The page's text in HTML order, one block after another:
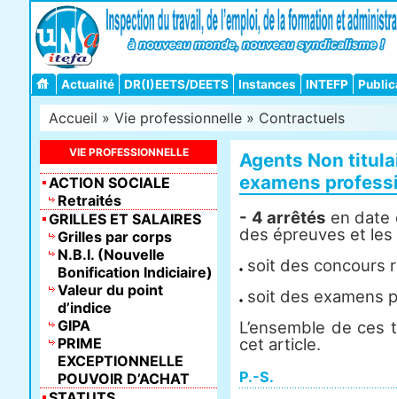
Actualité DR(I)EETS/DEETS Instances INTEFP
Accueil » Vie professionnelle » Contractuels
Agents Non
examens
- 4 arrêtés en date
des épreuves et les
soit des concours
soit des examens
L’ensemble de
cet article.
P.-S.
VIE PROFESSIONNELLE
ACTION SOCIALE
Retraités
GRILLES ET SALAIRES
Grilles par corps
N.B.I. (Nouvelle
Bonification Indiciaire)
Valeur du point
d’indice
GIPA
PRIME
EXCEPTIONNELLE
POUVOIR D’ACHAT